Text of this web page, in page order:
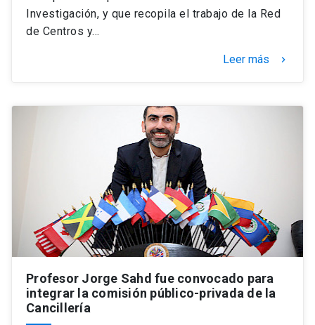
Investigación, y que recopila el trabajo de la Red
de Centros y…
Leer más keyboard_arrow_right
Profesor Jorge Sahd fue convocado para
integrar la comisión público-privada de la
Cancillería